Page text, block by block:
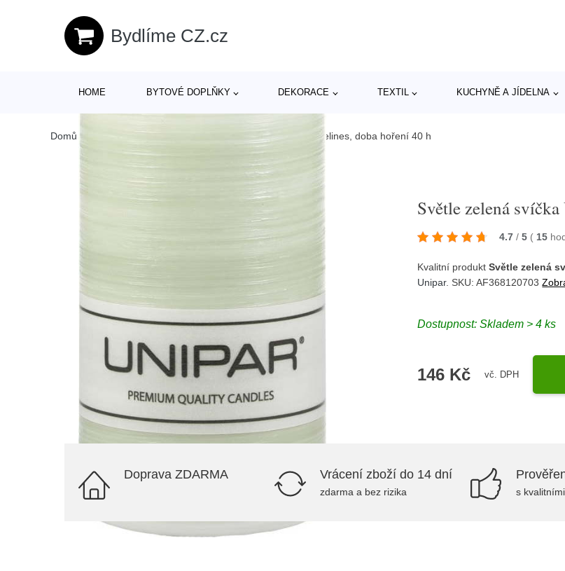
Bydlíme CZ.cz
HOME BYTOVÉ DOPLŇKY DEKORACE TEXTIL KUCHYNĚ A JÍDELNA
Domů Dekorace Světle zelená svíčka Unipar Finelines, doba hoření 40 h
Světle zelená
4.7 / 5 ( 15
Kvalitní produktSvětle zelená
Unipar. SKU: AF368120703
Dostupnost:Skladem > 4 ks
146 Kč vč. DPH
Doprava ZDARMA Vrácení zboží do 14 dní
zdarma a bez rizika s